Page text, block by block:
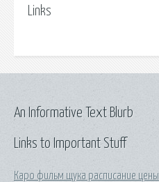
Links
Links to Important Stuff
Каро фильм щука расписание цены
An Informative Text Blurb